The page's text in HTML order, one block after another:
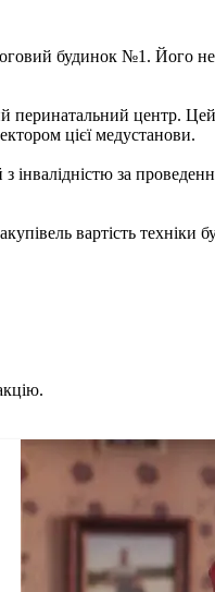
будинок №1. Його
центр.
цієї медустанови.
інвалідністю за
вартість